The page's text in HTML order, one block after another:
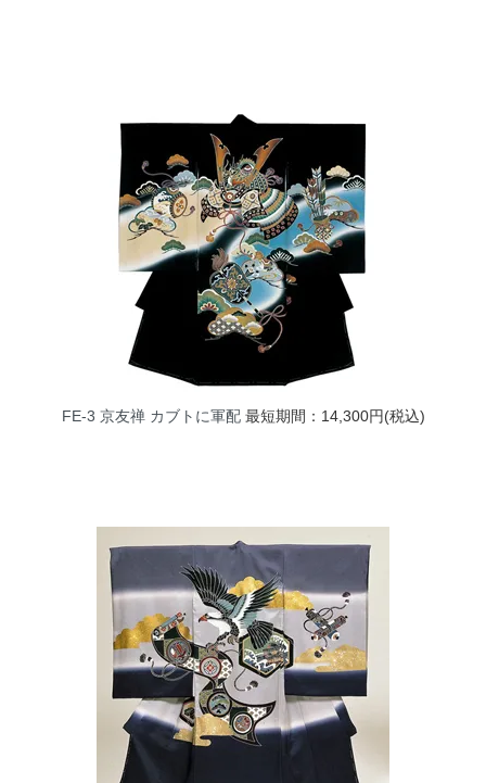
FE-3 京友禅 カブトに軍配 最短期間：14,300円(税込)